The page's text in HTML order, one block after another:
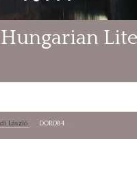
László DOR084